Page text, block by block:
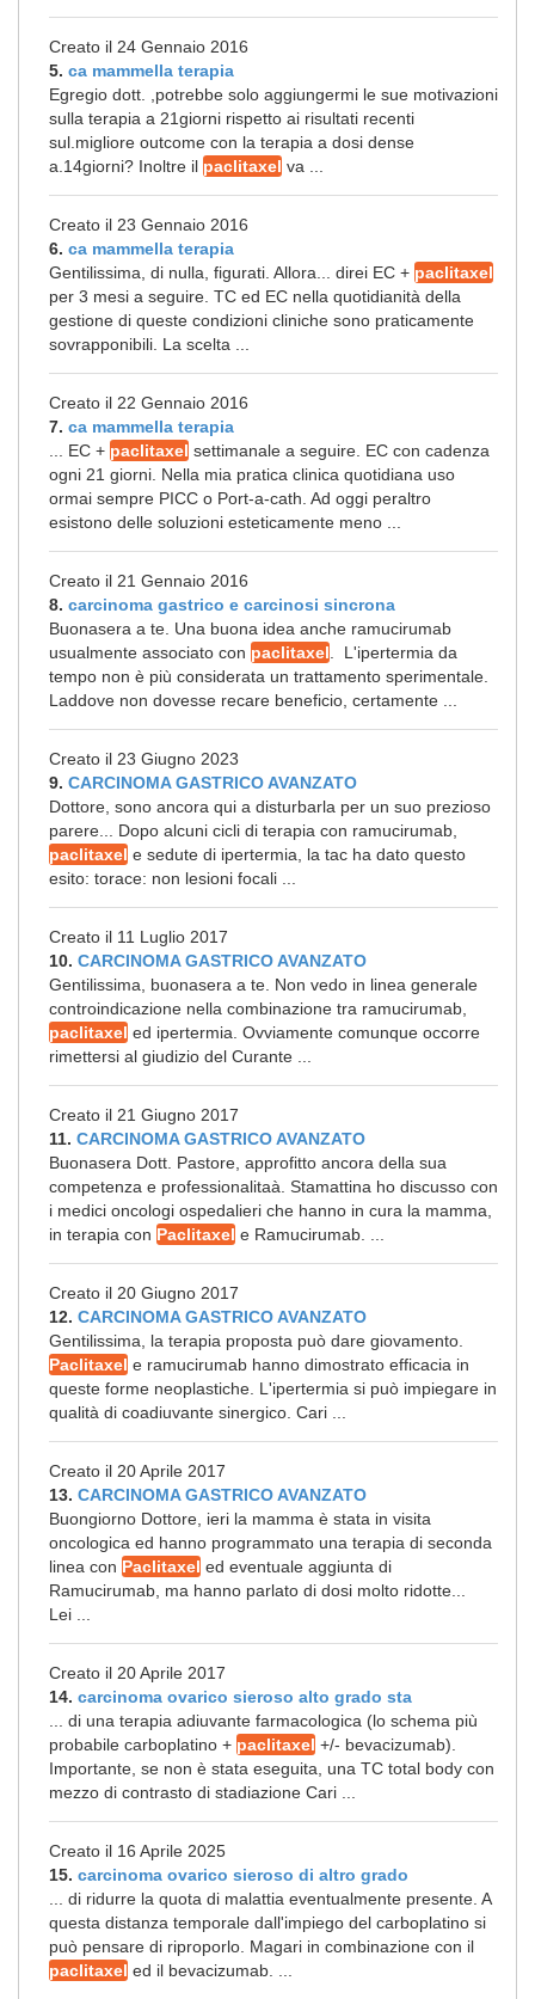
Creato il 24 Gennaio 2016
5. ca mammella terapia
Egregio dott. ,potrebbe solo aggiungermi le sue motivazioni
sulla terapia a 21giorni rispetto ai risultati recenti
sul.migliore outcome con la terapia a dosi dense
a.14giorni? Inoltre il paclitaxel va ...
Creato il 23 Gennaio 2016
6. ca mammella terapia
Gentilissima, di nulla, figurati. Allora... direi EC + paclitaxel
per 3 mesi a seguire. TC ed EC nella quotidianità della
gestione di queste condizioni cliniche sono praticamente
sovrapponibili. La scelta ...
Creato il 22 Gennaio 2016
7. ca mammella terapia
... EC + paclitaxel settimanale a seguire. EC con cadenza
ogni 21 giorni. Nella mia pratica clinica quotidiana uso
ormai sempre PICC o Port-a-cath. Ad oggi peraltro
esistono delle soluzioni esteticamente meno ...
Creato il 21 Gennaio 2016
8. carcinoma gastrico e carcinosi sincrona
Buonasera a te. Una buona idea anche ramucirumab
usualmente associato con paclitaxel . L'ipertermia da
tempo non è più considerata un trattamento sperimentale.
Laddove non dovesse recare beneficio, certamente ...
Creato il 23 Giugno 2023
9. CARCINOMA GASTRICO AVANZATO
Dottore, sono ancora qui a disturbarla per un suo prezioso
parere... Dopo alcuni cicli di terapia con ramucirumab,
paclitaxel e sedute di ipertermia, la tac ha dato questo
esito: torace: non lesioni focali ...
Creato il 11 Luglio 2017
10. CARCINOMA GASTRICO AVANZATO
Gentilissima, buonasera a te. Non vedo in linea generale
controindicazione nella combinazione tra ramucirumab,
paclitaxel ed ipertermia. Ovviamente comunque occorre
rimettersi al giudizio del Curante ...
Creato il 21 Giugno 2017
11. CARCINOMA GASTRICO AVANZATO
Buonasera Dott. Pastore, approfitto ancora della sua
competenza e professionalitaà. Stamattina ho discusso con
i medici oncologi ospedalieri che hanno in cura la mamma,
in terapia con Paclitaxel e Ramucirumab. ...
Creato il 20 Giugno 2017
12. CARCINOMA GASTRICO AVANZATO
Gentilissima, la terapia proposta può dare giovamento.
Paclitaxel e ramucirumab hanno dimostrato efficacia in
queste forme neoplastiche. L'ipertermia si può impiegare in
qualità di coadiuvante sinergico. Cari ...
Creato il 20 Aprile 2017
13. CARCINOMA GASTRICO AVANZATO
Buongiorno Dottore, ieri la mamma è stata in visita
oncologica ed hanno programmato una terapia di seconda
linea con Paclitaxel ed eventuale aggiunta di
Ramucirumab, ma hanno parlato di dosi molto ridotte...
Lei ...
Creato il 20 Aprile 2017
14. carcinoma ovarico sieroso alto grado sta
... di una terapia adiuvante farmacologica (lo schema più
probabile carboplatino + paclitaxel +/- bevacizumab).
Importante, se non è stata eseguita, una TC total body con
mezzo di contrasto di stadiazione Cari ...
Creato il 16 Aprile 2025
15. carcinoma ovarico sieroso di altro grado
... di ridurre la quota di malattia eventualmente presente. A
questa distanza temporale dall'impiego del carboplatino si
può pensare di riproporlo. Magari in combinazione con il
paclitaxel ed il bevacizumab. ...